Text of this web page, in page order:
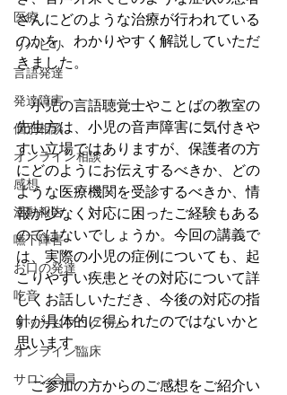
医療
リハビリ
言語発達
発達障害
個別相談
オンライン相談
感想
活動報告
嚥下障害
お口の発達
吃音
リッカムプログラム
オンライン臨床
サロン会員
さんにどのような治療が行われている
のかを、わかりやすく解説していただ
きました。
小児の言語聴覚士やことばの教室の
先生方は、小児の音声障害に気付きや
すい立場ではありますが、保護者の方
にどのようにお伝えするべきか、どの
ような医療機関を受診するべきか、情
報が少なく対応に困ったご経験もある
のではないでしょうか。今回の講義で
は、実際の小児の症例についても、起
こりやすい疾患とその対応について詳
しくお話しいただき、今後の対応の指
針が具体的に得られたのではないかと
思います。
ご参加の方からのご感想をご紹介い